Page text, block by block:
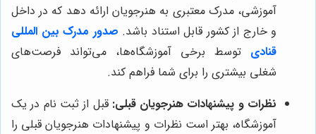
آموزشی، مدرک معتبری به هنرجویان ارائه دهد که در داخل
و خارج از کشور قابل استناد باشد. صدور مدرک بین المللی
قنادی توسط برخی آموزشگاه‌ها، می‌تواند فرصت‌های
شغلی بیشتری را برای شما فراهم کند.
نظرات و پیشنهادات هنرجویان قبلی: قبل از ثبت نام در یک
آموزشگاه، بهتر است نظرات و پیشنهادات هنرجویان قبلی را